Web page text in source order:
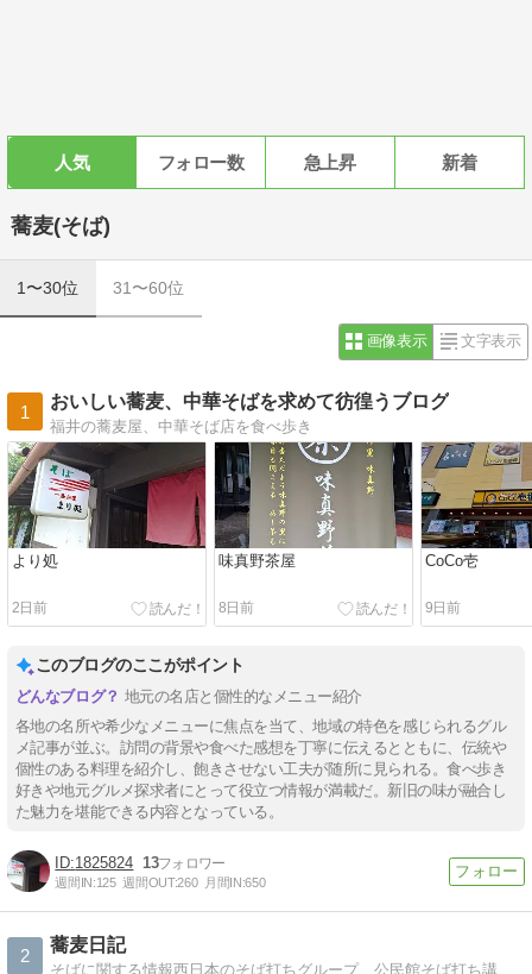
人気 フォロー数 急上昇 新着
蕎麦(そば)
1〜30位 31〜60位
画像表示 文字表示
1
おいしい蕎麦、中華そばを求めて彷徨うブログ
福井の蕎麦屋、中華そば店を食べ歩き
より処
2日前
味真野茶屋
8日前
CoCo壱
9日前
このブログのここがポイント
地元の名店と個性的なメニュー紹介
各地の名所や希少なメニューに焦点を当て、地域の特色を感じられるグル
メ記事が並ぶ。訪問の背景や食べた感想を丁寧に伝えるとともに、伝統や
個性のある料理を紹介し、飽きさせない工夫が随所に見られる。食べ歩き
好きや地元グルメ探求者にとって役立つ情報が満載だ。新旧の味が融合し
た魅力を堪能できる内容となっている。
1825824 13
週間IN:125 週間OUT:260 月間IN:650
2
蕎麦日記
そばに関する情報西日本のそば打ちグループ、公民館そば打ち講座等の活動状況を紹介